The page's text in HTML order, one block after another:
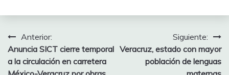
Navegación
de
Anterior:
Anuncia SICT cierre temporal
a la circulación en carretera
Siguiente:
Veracruz, estado con mayor
población de lenguas